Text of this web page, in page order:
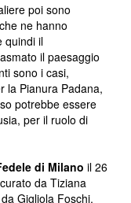
poi sono
ne hanno
quindi il
il paesaggio
sono i casi,
la Pianura Padana,
potrebbe essere
per il ruolo di
di Milano il 26
da Tiziana
Gigliola Foschi,